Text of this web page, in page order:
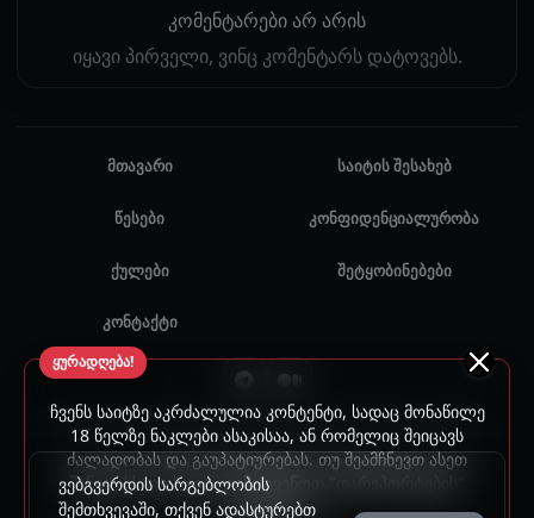
კომენტარები არ არის
იყავი პირველი, ვინც კომენტარს დატოვებს.
ყურადღება!
ჩვენს საიტზე აკრძალულია კონტენტი, სადაც მონაწილე
18 წელზე ნაკლები ასაკისაა, ან რომელიც შეიცავს
ძალადობას და გაუპატიურებას. თუ შეამჩნევთ ასეთ
შინაარსს, გთხოვთ, გამოიყენოთ "დარეპორტების"
ფუნქცია.
მთავარი საიტის შესახებ
წესები კონფიდენციალურობა
ქულები შეტყობინებები
კონტაქტი
© 2024 - 2026 ყველა უფლება დაცულია. უნებართვო
გამოყენება აკრძალულია.
ვებგვერდის სარგებლობის
შემთხვევაში, თქვენ ადასტურებთ